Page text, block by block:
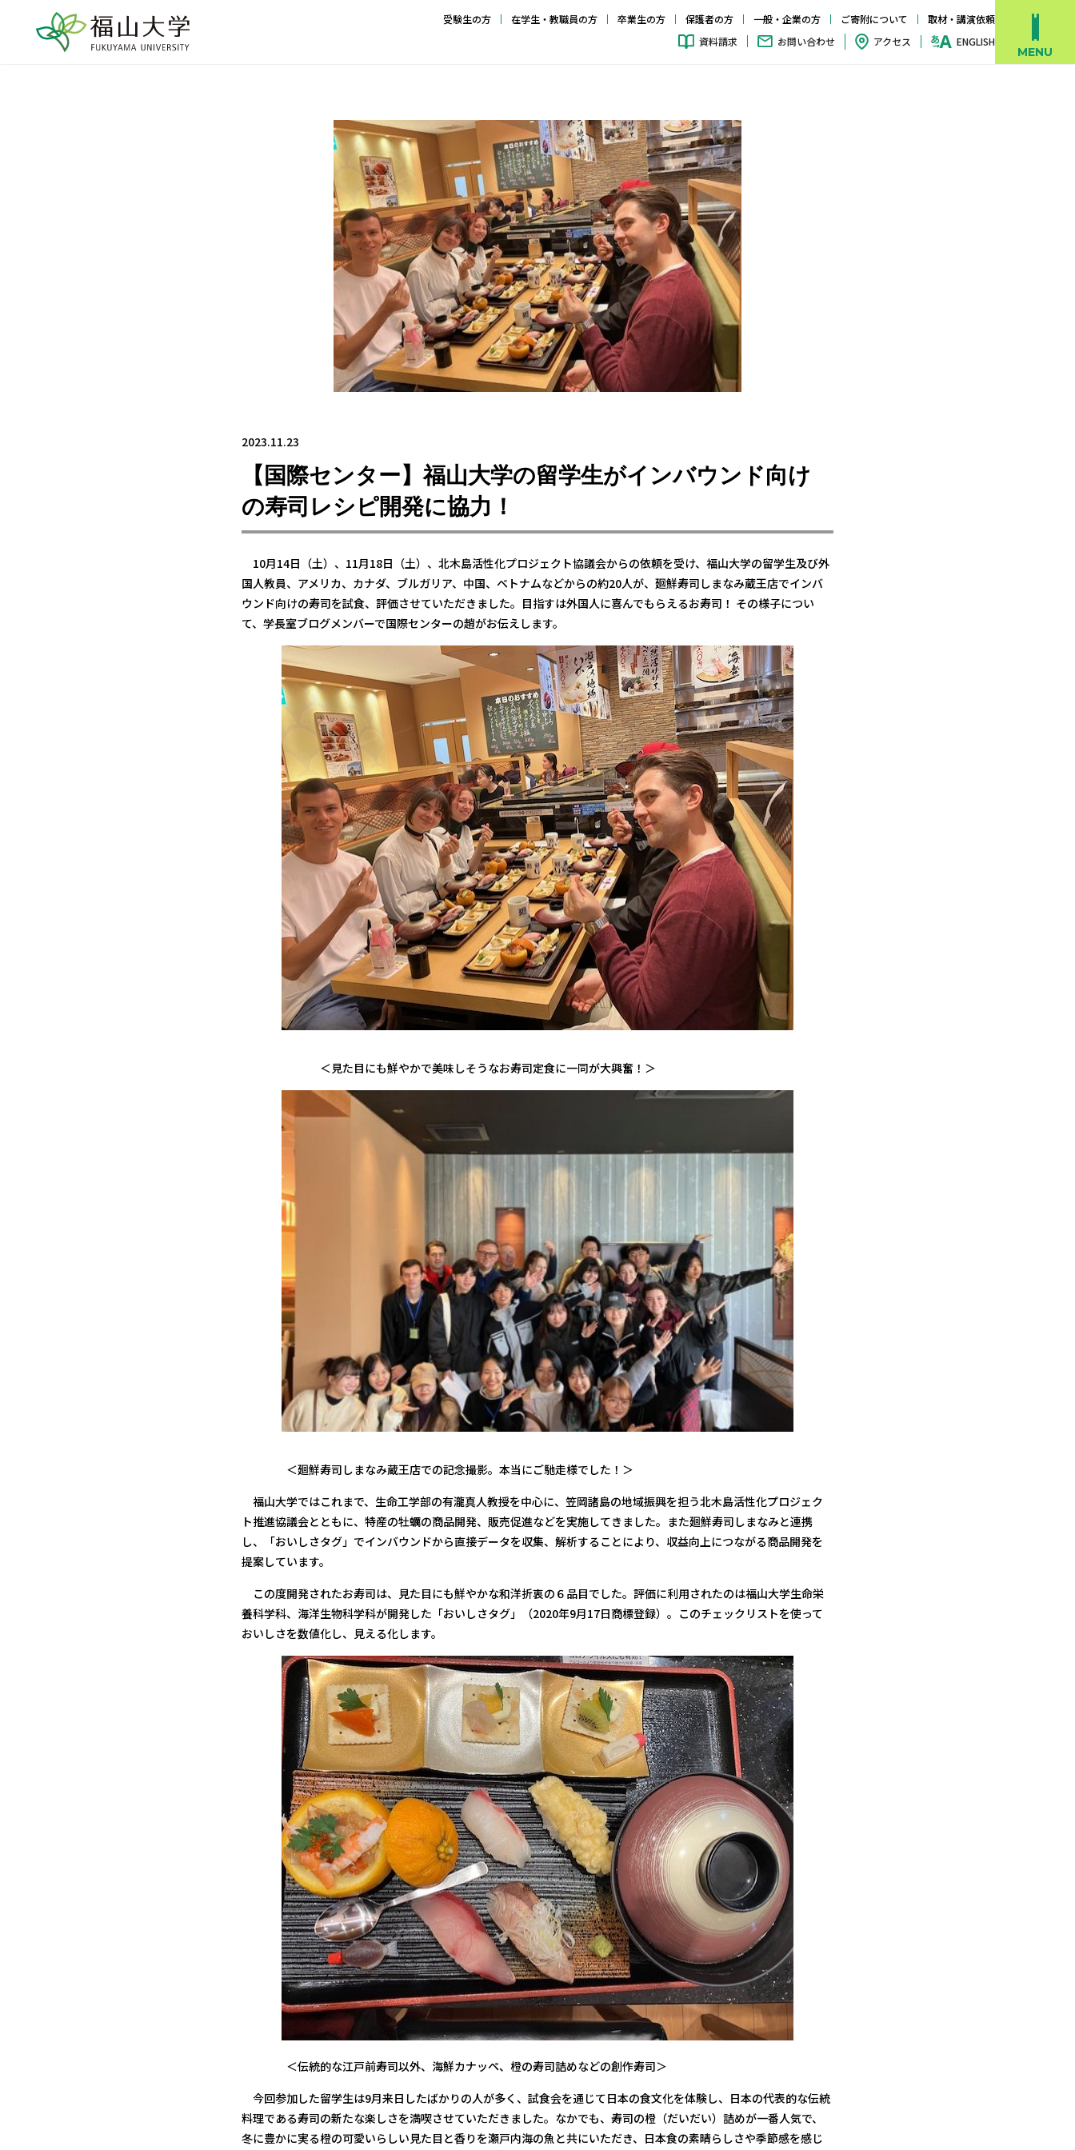
受験生の方 在学生・教職員の方 卒業生の方 保護者の方 一般・企業の方 ご寄附について
取材・講演依頼
資料請求
お問い合わせ アクセス ENGLISH
2023.11.23
【国際センター】福山大学の留学生がインバウンド向け
の寿司レシピ開発に協力！
10月14日（土）、11月18日（土）、北木島活性化プロジェクト協議会からの依頼を受け、福山大学の留学生及び外
国人教員、アメリカ、カナダ、ブルガリア、中国、ベトナムなどからの約20人が、廻鮮寿司しまなみ蔵王店でインバ
ウンド向けの寿司を試食、評価させていただきました。目指すは外国人に喜んでもらえるお寿司！ その様子につい
て、学長室ブログメンバーで国際センターの趙がお伝えします。
＜見た目にも鮮やかで美味しそうなお寿司定食に一同が大興奮！＞
＜廻鮮寿司しまなみ蔵王店での記念撮影。本当にご馳走様でした！＞
福山大学ではこれまで、生命工学部の有瀧真人教授を中心に、笠岡諸島の地域振興を担う北木島活性化プロジェク
ト推進協議会とともに、特産の牡蠣の商品開発、販売促進などを実施してきました。また廻鮮寿司しまなみと連携
し、「おいしさタグ」でインバウンドから直接データを収集、解析することにより、収益向上につながる商品開発を
提案しています。
この度開発されたお寿司は、見た目にも鮮やかな和洋折衷の６品目でした。評価に利用されたのは福山大学生命栄
養科学科、海洋生物科学科が開発した「おいしさタグ」（2020年9月17日商標登録）。このチェックリストを使って
おいしさを数値化し、見える化します。
＜伝統的な江戸前寿司以外、海鮮カナッペ、橙の寿司詰めなどの創作寿司＞
今回参加した留学生は9月来日したばかりの人が多く、試食会を通じて日本の食文化を体験し、日本の代表的な伝統
料理である寿司の新たな楽しさを満喫させていただきました。なかでも、寿司の橙（だいだい）詰めが一番人気で、
冬に豊かに実る橙の可愛いらしい見た目と香りを瀬戸内海の魚と共にいただき、日本食の素晴らしさや季節感を感じ